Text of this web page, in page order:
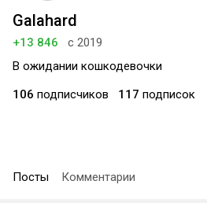
Galahard
+13 846
с 2019
B ожидании кошкодевочки
106 подписчиков 117 подписок
Посты Комментарии